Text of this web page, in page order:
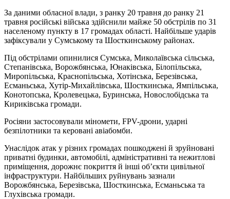
За даними обласної влади, з ранку 20 травня до ранку 21
травня російські війська здійснили майже 50 обстрілів по 31
населеному пункту в 17 громадах області. Найбільше ударів
зафіксували у Сумському та Шосткинському районах.
Під обстрілами опинилися Сумська, Миколаївська сільська,
Степанівська, Ворожбянська, Юнаківська, Білопільська,
Миропільська, Краснопільська, Хотінська, Березівська,
Есманьська, Хутір-Михайлівська, Шосткинська, Ямпільська,
Конотопська, Кролевецька, Буринська, Новослобідська та
Кириківська громади.
Росіяни застосовували міномети, FPV-дрони, ударні
безпілотники та керовані авіабомби.
Унаслідок атак у різних громадах пошкоджені й зруйновані
приватні будинки, автомобілі, адміністративні та нежитлові
приміщення, дорожнє покриття й інші об’єкти цивільної
інфраструктури. Найбільших руйнувань зазнали
Ворожбянська, Березівська, Шосткинська, Есманьська та
Глухівська громади.